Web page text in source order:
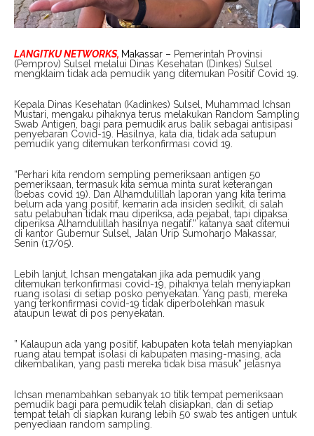
LANGITKU NETWORKS, Makassar – Pemerintah Provinsi
(Pemprov) Sulsel melalui Dinas Kesehatan (Dinkes) Sulsel
mengklaim tidak ada pemudik yang ditemukan Positif Covid 19.
Kepala Dinas Kesehatan (Kadinkes) Sulsel, Muhammad Ichsan
Mustari, mengaku pihaknya terus melakukan Random Sampling
Swab Antigen, bagi para pemudik arus balik sebagai antisipasi
penyebaran Covid-19. Hasilnya, kata dia, tidak ada satupun
pemudik yang ditemukan terkonfirmasi covid 19.
“Perhari kita rendom sempling pemeriksaan antigen 50
pemeriksaan, termasuk kita semua minta surat keterangan
(bebas covid 19). Dan Alhamdulillah laporan yang kita terima
belum ada yang positif, kemarin ada insiden sedikit, di salah
satu pelabuhan tidak mau diperiksa, ada pejabat, tapi dipaksa
diperiksa Alhamdulillah hasilnya negatif.” katanya saat ditemui
di kantor Gubernur Sulsel, Jalan Urip Sumoharjo Makassar,
Senin (17/05).
Lebih lanjut, Ichsan mengatakan jika ada pemudik yang
ditemukan terkonfirmasi covid-19, pihaknya telah menyiapkan
ruang isolasi di setiap posko penyekatan. Yang pasti, mereka
yang terkonfirmasi covid-19 tidak diperbolehkan masuk
ataupun lewat di pos penyekatan.
” Kalaupun ada yang positif, kabupaten kota telah menyiapkan
ruang atau tempat isolasi di kabupaten masing-masing, ada
dikembalikan, yang pasti mereka tidak bisa masuk” jelasnya
Ichsan menambahkan sebanyak 10 titik tempat pemeriksaan
pemudik bagi para pemudik telah disiapkan, dan di setiap
tempat telah di siapkan kurang lebih 50 swab tes antigen untuk
penyediaan random sampling.